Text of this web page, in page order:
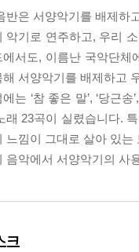
반은 서양악기를 배제하
악기로 연주하고, 우리
에서도, 이름난 국악단체
해 서양악기를 배제하고
에는 ‘참 좋은 말’, ‘당근
래 23곡이 실렸습니다.
느낌이 그대로 살아 있
음악에서 서양악기의 사
크